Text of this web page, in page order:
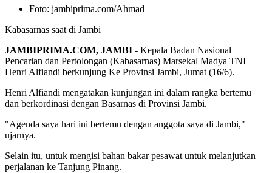
Foto: jambiprima.com/Ahmad
Kabasarnas saat di Jambi
JAMBIPRIMA.COM, JAMBI - Kepala Badan Nasional
Pencarian dan Pertolongan (Kabasarnas) Marsekal Madya TNI
Henri Alfiandi berkunjung Ke Provinsi Jambi, Jumat (16/6).
Henri Alfiandi mengatakan kunjungan ini dalam rangka bertemu
dan berkordinasi dengan Basarnas di Provinsi Jambi.
"Agenda saya hari ini bertemu dengan anggota saya di Jambi,"
ujarnya.
Selain itu, untuk mengisi bahan bakar pesawat untuk melanjutkan
perjalanan ke Tanjung Pinang.